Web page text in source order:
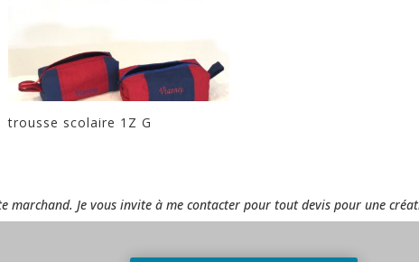
trousse scolaire 1Z G
marchand. Je vous invite à me contacter pour tout devis pour une